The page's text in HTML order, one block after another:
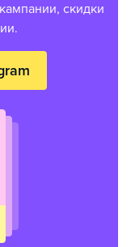
скидки